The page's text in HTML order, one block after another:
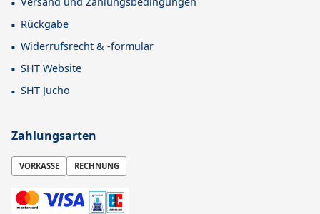
Rückgabe
Widerrufsrecht & -formular
SHT Website
SHT Jucho
Zahlungsarten
VORKASSE RECHNUNG